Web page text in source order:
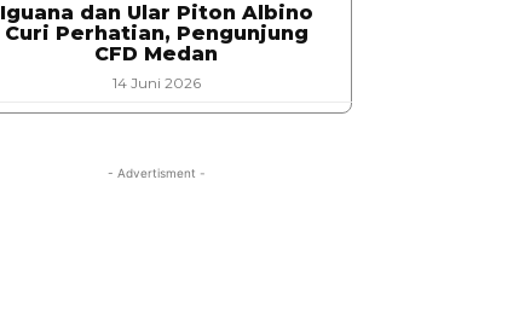
Iguana dan Ular Piton Albino
Curi Perhatian, Pengunjung
CFD Medan
14 Juni 2026
- Advertisment -